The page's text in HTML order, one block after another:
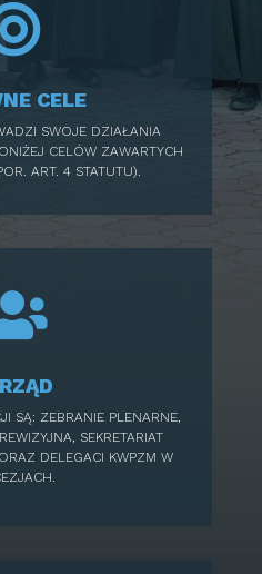
CELE
SWOJE DZIAŁANIA
CELÓW ZAWARTYCH
ART. 4 STATUTU).
SĄ: ZEBRANIE PLENARNE,
SEKRETARIAT
DELEGACI KWPZM W